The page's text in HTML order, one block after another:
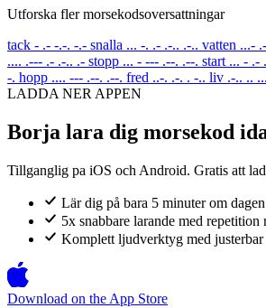
Utforska fler morsekodsoversattningar
tack - .- -.-. -.- snalla ... -. .- .-.. .-.. vatten ...-
.... .--- .- .-.. .- stopp ... - --- .--. .--. start ... - .-
-. hopp .... --- .--. .--. fred ..-. .-. . -.. liv .-.. ..
LADDA NER APPEN
Borja lara dig morsekod
Tillganglig pa iOS och Android. Gratis att
Lär dig på bara 5 minuter om dagen
5x snabbare larande med repetition
Komplett ljudverktyg med justerbar
Download on the App Store